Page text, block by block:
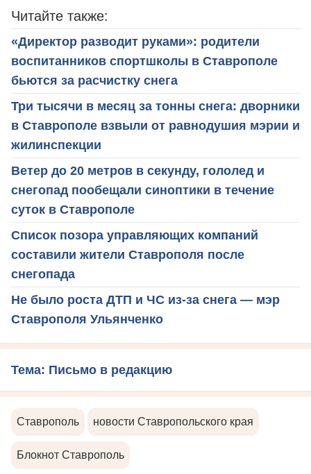
Читайте также:
«Директор разводит руками»: родители
воспитанников спортшколы в Ставрополе
бьются за расчистку снега
Три тысячи в месяц за тонны снега: дворники
в Ставрополе взвыли от равнодушия мэрии и
жилинспекции
Ветер до 20 метров в секунду, гололед и
снегопад пообещали синоптики в течение
суток в Ставрополе
Список позора управляющих компаний
составили жители Ставрополя после
снегопада
Не было роста ДТП и ЧС из-за снега — мэр
Ставрополя Ульянченко
Тема: Письмо в редакцию
Ставрополь новости Ставропольского края
Блокнот Ставрополь